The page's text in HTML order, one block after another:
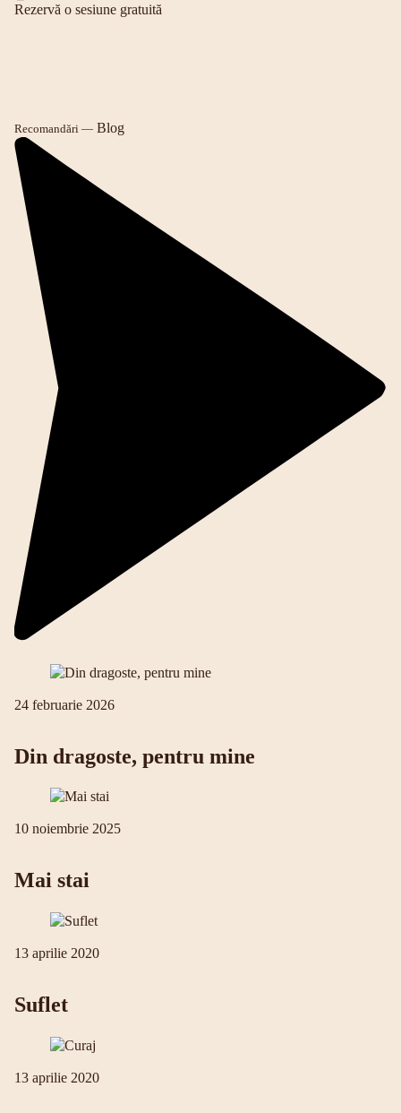
Rezervă o sesiune gratuită
Recomandări — Blog
24 februarie 2026
Din dragoste, pentru mine
10 noiembrie 2025
Mai stai
13 aprilie 2020
Suflet
13 aprilie 2020